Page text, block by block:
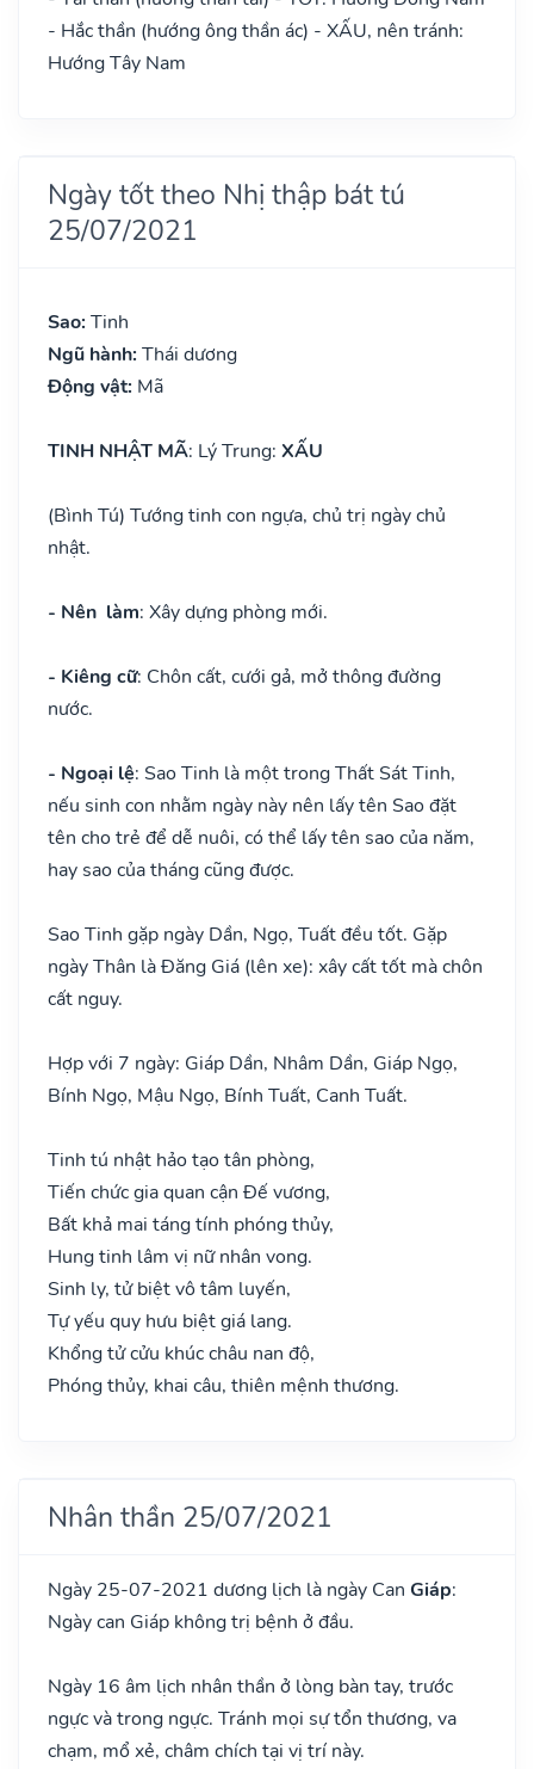
- Hắc thần (hướng ông thần ác) - XẤU, nên tránh:
Hướng Tây Nam
Ngày tốt theo Nhị thập bát tú
25/07/2021
Sao: Tinh
Ngũ hành: Thái dương
Động vật: Mã
TINH NHẬT MÃ: Lý Trung: XẤU
(Bình Tú) Tướng tinh con ngựa, chủ trị ngày chủ
nhật.
- Nên làm: Xây dựng phòng mới.
- Kiêng cữ: Chôn cất, cưới gả, mở thông đường
nước.
- Ngoại lệ: Sao Tinh là một trong Thất Sát Tinh,
nếu sinh con nhằm ngày này nên lấy tên Sao đặt
tên cho trẻ để dễ nuôi, có thể lấy tên sao của năm,
hay sao của tháng cũng được.
Sao Tinh gặp ngày Dần, Ngọ, Tuất đều tốt. Gặp
ngày Thân là Đăng Giá (lên xe): xây cất tốt mà chôn
cất nguy.
Hợp với 7 ngày: Giáp Dần, Nhâm Dần, Giáp Ngọ,
Bính Ngọ, Mậu Ngọ, Bính Tuất, Canh Tuất.
Tinh tú nhật hảo tạo tân phòng,
Tiến chức gia quan cận Đế vương,
Bất khả mai táng tính phóng thủy,
Hung tinh lâm vị nữ nhân vong.
Sinh ly, tử biệt vô tâm luyến,
Tự yếu quy hưu biệt giá lang.
Khổng tử cửu khúc châu nan độ,
Phóng thủy, khai câu, thiên mệnh thương.
Nhân thần 25/07/2021
Ngày 25-07-2021 dương lịch là ngày Can Giáp:
Ngày can Giáp không trị bệnh ở đầu.
Ngày 16 âm lịch nhân thần ở lòng bàn tay, trước
ngực và trong ngực. Tránh mọi sự tổn thương, va
chạm, mổ xẻ, châm chích tại vị trí này.